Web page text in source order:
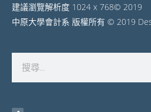
建議瀏覽解析度 1024 x 768© 2019
中原大學會計系 版權所有 © 2019